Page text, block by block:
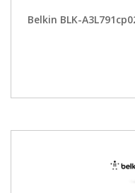
Belkin BLK-